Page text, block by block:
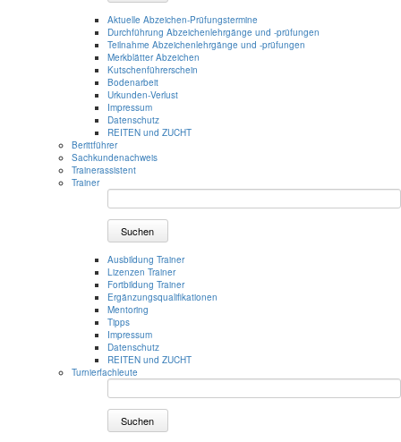
Aktuelle Abzeichen-Prüfungstermine
Durchführung Abzeichenlehrgänge und -prüfungen
Teilnahme Abzeichenlehrgänge und -prüfungen
Merkblätter Abzeichen
Kutschenführerschein
Bodenarbeit
Urkunden-Verlust
Impressum
Datenschutz
REITEN und ZUCHT
Berittführer
Sachkundenachweis
Trainerassistent
Trainer
Suchen
Ausbildung Trainer
Lizenzen Trainer
Fortbildung Trainer
Ergänzungsqualifikationen
Mentoring
Tipps
Impressum
Datenschutz
REITEN und ZUCHT
Turnierfachleute
Suchen